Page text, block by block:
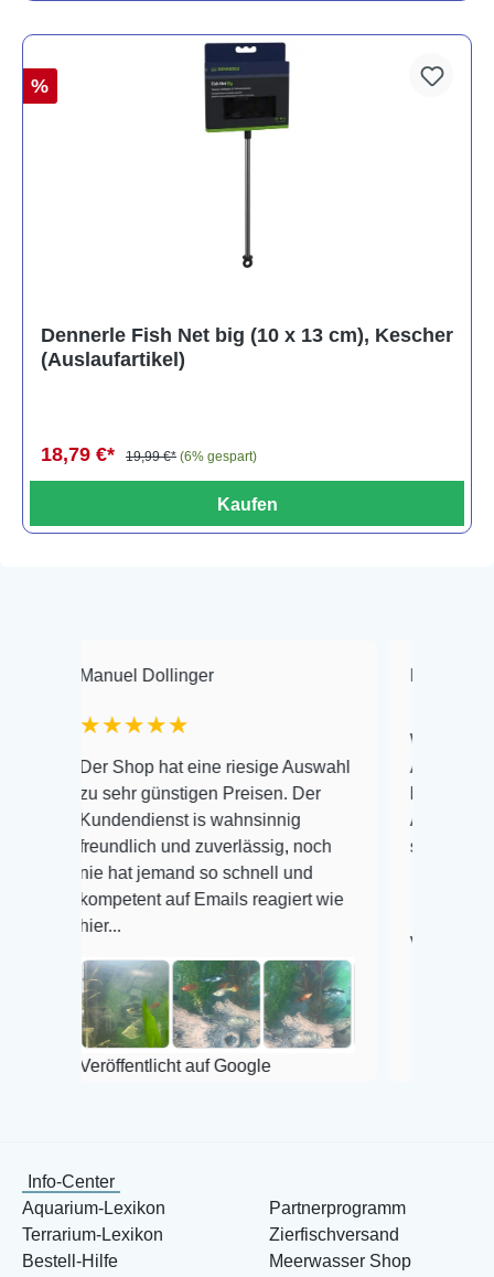
%
Dennerle Fish Net big (10 x 13 cm), Kescher
(Auslaufartikel)
18,79 €* 19,99 €* (6% gespart)
Kaufen
Manuel Dollinger
★★★★★
Der Shop hat eine riesige Auswahl
zu sehr günstigen Preisen. Der
Kundendienst is wahnsinnig
freundlich und zuverlässig, noch
nie hat jemand so schnell und
kompetent auf Emails reagiert wie
Veröffentlicht auf Google
Warenanlieferung
Auswahl plus
Alles ist quick
super Zustand.
Veröffentlicht auf
Info-Center
Aquarium-Lexikon
Terrarium-Lexikon
Bestell-Hilfe
Partnerprogramm
Zierfischversand
Meerwasser Shop